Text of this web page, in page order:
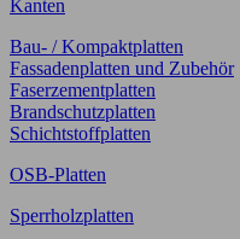
Kanten
Bau- / Kompaktplatten
Fassadenplatten und Zubehör
Faserzementplatten
Brandschutzplatten
Schichtstoffplatten
OSB-Platten
Sperrholzplatten